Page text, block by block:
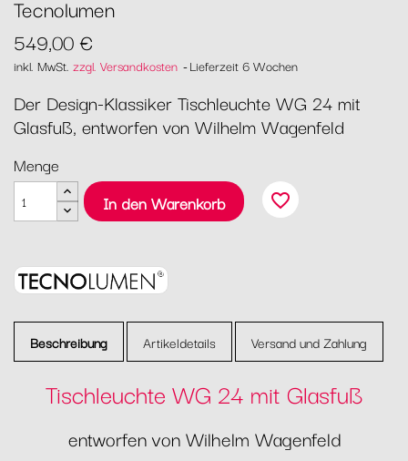
Tecnolumen
549,00 €
inkl. MwSt. zzgl. Versandkosten Lieferzeit 6 Wochen
Der Design-Klassiker Tischleuchte WG 24 mit
Glasfuß, entworfen von Wilhelm Wagenfeld
Menge
In den Warenkorb
favorite_border
Beschreibung Artikeldetails Versand und Zahlung
Tischleuchte WG 24 mit Glasfuß
entworfen von Wilhelm Wagenfeld